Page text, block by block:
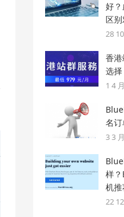
好？
区
28
香
选择
1 4
名
3 3
样
机
22